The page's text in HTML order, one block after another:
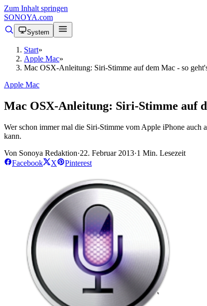
Zum Inhalt springen
SONOYA.com
System
Start»
Apple Mac»
Mac OSX-Anleitung: Siri-Stimme auf dem Mac - so
Apple Mac
Mac OSX-Anleitung: Siri-Stimme auf
Wer schon immer mal die Siri-Stimme vom Apple iPhone
kann.
Von Sonoya Redaktion·22. Februar 2013·1 Min. Lesezeit
Facebook
X Pinterest